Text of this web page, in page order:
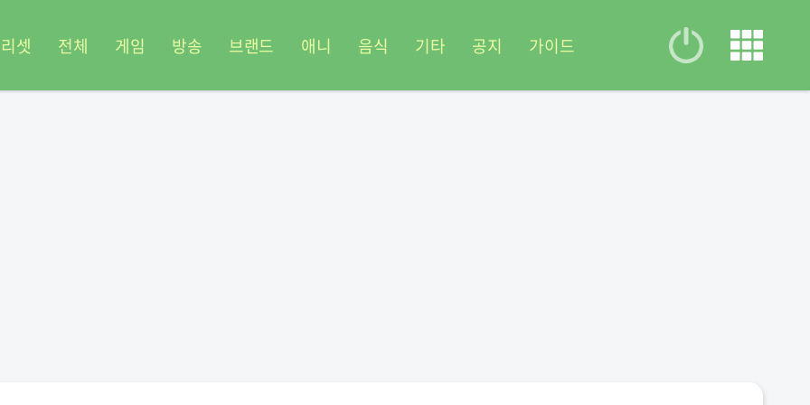
셋 전체 게임 방송 브랜드 애니 음식 기타 공지 가이드